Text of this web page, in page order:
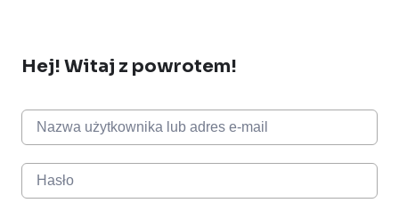
Hej! Witaj z powrotem!